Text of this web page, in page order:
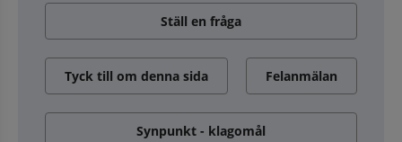
Ställ en fråga
Tyck till om denna sida Felanmälan
Synpunkt - klagomål